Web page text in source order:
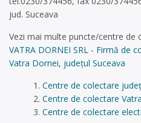
jud. Suceava
Vezi mai multe puncte/centre de
VATRA DORNEI SRL - Firmă de
Vatra Dornei, județul Suceava
Centre de colectare
Centre de colectare
Centre de colectare